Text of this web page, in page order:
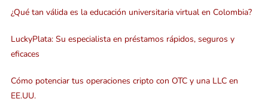
¿Qué tan válida es la educación universitaria virtual en Colombia?
LuckyPlata: Su especialista en préstamos rápidos, seguros y
eficaces
Cómo potenciar tus operaciones cripto con OTC y una LLC en
EE.UU.